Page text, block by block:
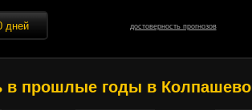
дней достоверность прогнозов
в прошлые годы в Колпашево